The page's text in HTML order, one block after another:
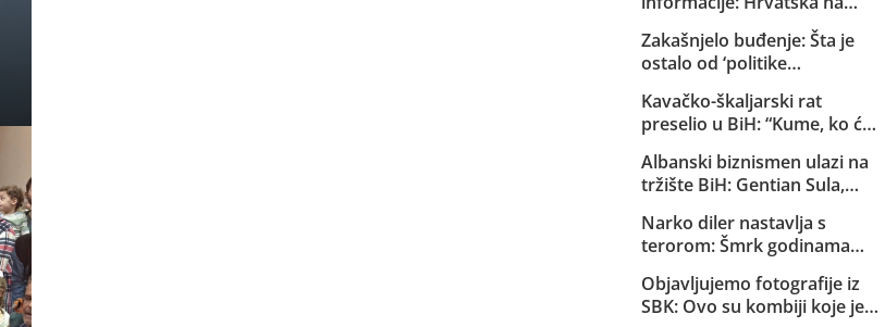
reprezentaciju BiH
Željavi pravi imigracioni
centar kako bi u BiH mogla
ilegalno prebacivati migrante
Zakašnjelo buđenje: Šta je
ostalo od ‘politike
SNSD-om?
Kavačko-škaljarski rat
preselio u BiH: “Kume, ko će
Albanski biznismen ulazi na
tržište BiH: Gentian Sula,
u dvije države, dobio licencu
DERK-a za trgovinu strujom
Narko diler nastavlja s
terorom: Šmrk godinama
Sarajlije i snima svoje
brutalne akcije!
Objavljujemo fotografije iz
SBK: Ovo su kombiji koje je